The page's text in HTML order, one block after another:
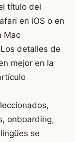
título del
en iOS o en
Mac
detalles de
mejor en la
onboarding,
se